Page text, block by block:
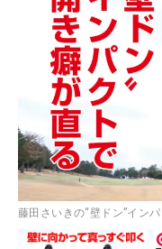
藤田さいきの“壁ドン”イン